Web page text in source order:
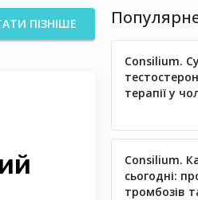
ПІЗНІШЕ
Consilium.
терапії у
Consilium.
сьогодні:
тромбозів